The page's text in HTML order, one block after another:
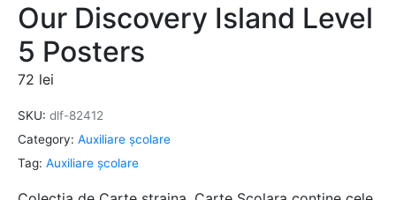
Our Discovery Island Level
5 Posters
72 lei
SKU: dlf-82412
Category: Auxiliare şcolare
Tag: Auxiliare şcolare